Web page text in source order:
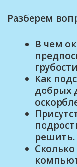
Разберем
В чем
грубости
Как
добрых
решить.